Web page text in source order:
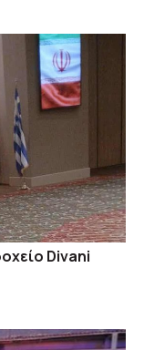
Divani